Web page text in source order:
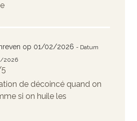
op 01/02/2026 - Datum
2026
de décoincé quand on
si on huile les